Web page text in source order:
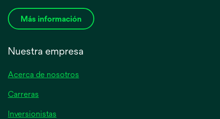
Más información
Nuestra empresa
Acerca de nosotros
Carreras
Inversionistas